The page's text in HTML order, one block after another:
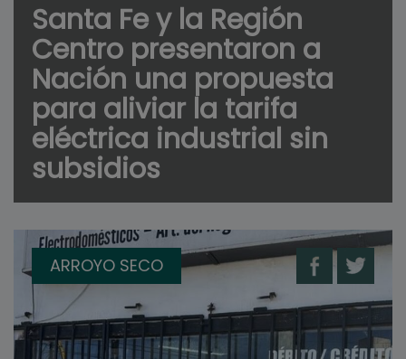
Santa Fe y la Región
Centro presentaron a
Nación una propuesta
para aliviar la tarifa
eléctrica industrial sin
subsidios
ARROYO SECO